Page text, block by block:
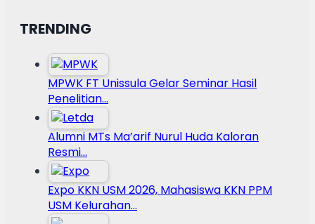
TRENDING
MPWK FT Unissula Gelar Seminar Hasil
Penelitian…
Alumni MTs Ma’arif Nurul Huda Kaloran
Resmi…
Expo KKN USM 2026, Mahasiswa KKN PPM
USM Kelurahan…